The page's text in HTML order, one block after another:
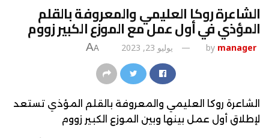
الشاعرة روكا العليمي والمعروفة بالقلم
المؤذي في أول عمل مع الموزع الكبير زووم
by manager يوليو 23, 2023 A
A
الشاعرة روكا العليمي والمعروفة بالقلم المؤذي تستعد
لإطلاق أول عمل بينها وبين الموزع الكبير زووم